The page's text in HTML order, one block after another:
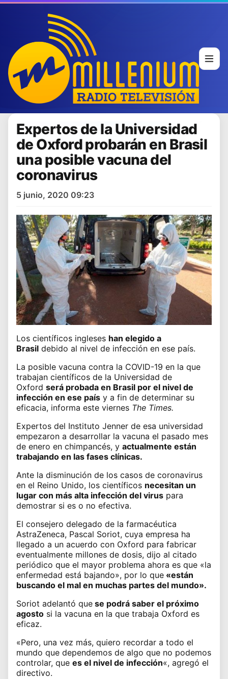
Expertos de la Universidad
de Oxford probarán en Brasil
una posible vacuna del
coronavirus
5 junio, 2020 09:23
Los científicos ingleses han elegido a
Brasil debido al nivel de infección en ese país.
La posible vacuna contra la COVID-19 en la que
trabajan científicos de la Universidad de
Oxford será probada en Brasil por el nivel de
infección en ese país y a fin de determinar su
eficacia, informa este viernes The Times.
Expertos del Instituto Jenner de esa universidad
empezaron a desarrollar la vacuna el pasado mes
de enero en chimpancés, y actualmente están
trabajando en las fases clínicas.
Ante la disminución de los casos de coronavirus
en el Reino Unido, los científicos necesitan un
lugar con más alta infección del virus para
demostrar si es o no efectiva.
El consejero delegado de la farmacéutica
AstraZeneca, Pascal Soriot, cuya empresa ha
llegado a un acuerdo con Oxford para fabricar
eventualmente millones de dosis, dijo al citado
periódico que el mayor problema ahora es que «la
enfermedad está bajando», por lo que «están
buscando el mal en muchas partes del mundo».
Soriot adelantó que se podrá saber el próximo
agosto si la vacuna en la que trabaja Oxford es
eficaz.
«Pero, una vez más, quiero recordar a todo el
mundo que dependemos de algo que no podemos
controlar, que es el nivel de infección«, agregó el
directivo.